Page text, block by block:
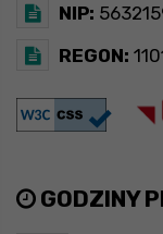
NIP:
REGON:
GODZINY